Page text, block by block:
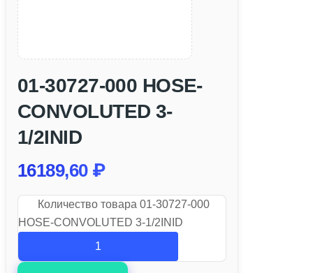
01-30727-000 HOSE-
CONVOLUTED 3-
1/2INID
16189,60 ₽
Количество товара 01-30727-000
HOSE-CONVOLUTED 3-1/2INID